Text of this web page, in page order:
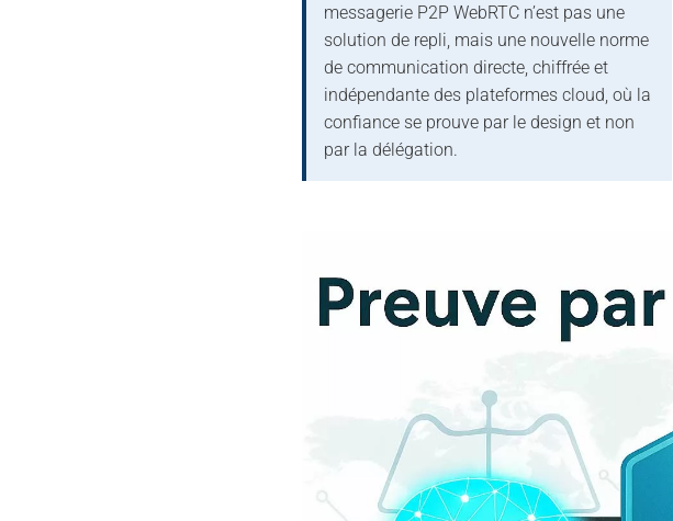
messagerie P2P WebRTC n’est pas une
solution de repli, mais une nouvelle norme
de communication directe, chiffrée et
indépendante des plateformes cloud, où la
confiance se prouve par le design et non
par la délégation.